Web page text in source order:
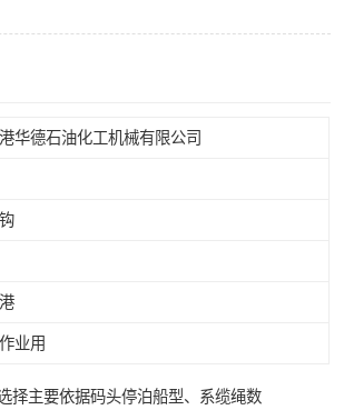
华德石油化工机械有限公司
业用
择主要依据码头停泊船型、系缆绳数